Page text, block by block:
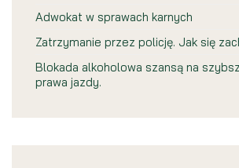
Adwokat w sprawach karnych
Zatrzymanie przez policję. Jak się
Blokada alkoholowa szansą na
prawa jazdy.